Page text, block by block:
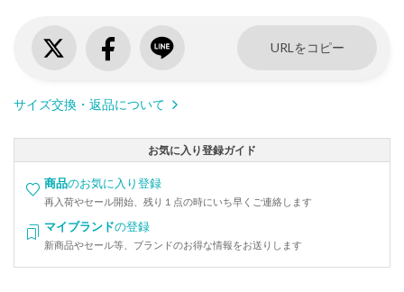
URLをコピー
サイズ交換・返品について
お気に入り登録ガイド
商品のお気に入り登録
再入荷やセール開始、残り１点の時にいち早くご連絡します
マイブランドの登録
新商品やセール等、ブランドのお得な情報をお送りします